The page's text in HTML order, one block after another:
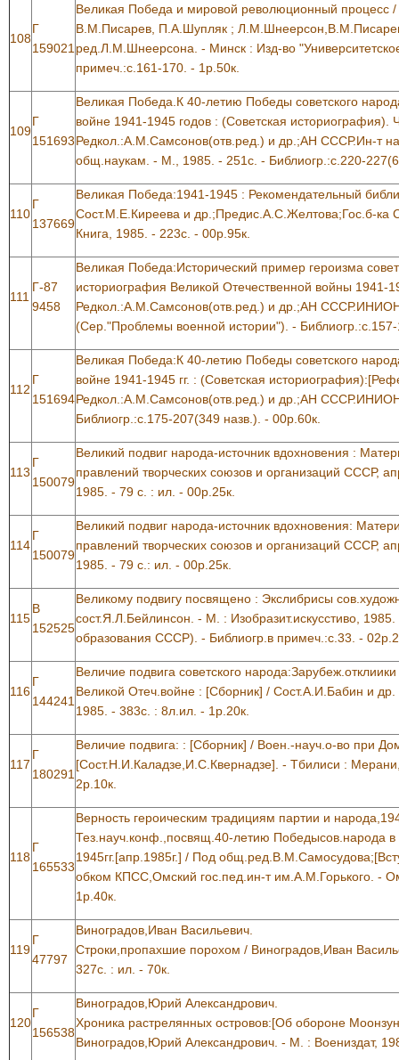
108
Г
159021
Великая Победа и мировой революционный процесс
В.М.Писарев, П.А.Шупляк ;
ред.Л.М.Шнеерсона. - Минск : Изд-во
примеч.:с.161-170. - 1р.50к.
109
Г
151693
Великая Победа.К 40-летию Победы советского
войне 1941-1945 годов : (Советская историография).
Редкол.:А.М.Самсонов(отв.ред.) и др.;АН СССР.Ин-т
общ.наукам. - М., 1985. - 251с. - Библиогр.:с.220-
110
Г
137669
Великая Победа:1941-1945 : Рекомендательный
Сост.М.Е.Киреева и др.;Предис.А.С.Желтова;Гос.б-
Книга, 1985. - 223с. - 00р.95к.
111
Г-87
9458
Великая Победа:Исторический пример героизма
историография Великой Отечественной войны 1941-
Редкол.:А.М.Самсонов(отв.ред.) и др.;АН
(Сер."Проблемы военной истории"). -
112
Г
151694
Великая Победа:К 40-летию Победы советского
войне 1941-1945 гг. : (Советская
Редкол.:А.М.Самсонов(отв.ред.) и др.;АН
Библиогр.:с.175-207(349 назв.). - 00р.60к.
113
Г
150079
Великий подвиг народа-источник вдохновения :
правлений творческих союзов и организаций СССР,
1985. - 79 с. : ил. - 00р.25к.
114
Г
150079
Великий подвиг народа-источник вдохновения:
правлений творческих союзов и организаций СССР,
1985. - 79 с.: ил. - 00р.25к.
115
В
152525
Великому подвигу посвящено : Экслибрисы
сост.Я.Л.Бейлинсон. - М. : Изобразит.искусстиво,
образования СССР). - Библиогр.в примеч.:с.33. -
116
Г
144241
Величие подвига советского
Великой Отеч.войне : [Сборник] / Сост.А.И.Бабин и
1985. - 383с. : 8л.ил. - 1р.20к.
117
Г
180291
Величие подвига: : [Сборник] / Воен.-науч.о-во при
[Сост.Н.И.Каладзе,И.С.Квернадзе]. - Тбилиси :
2р.10к.
118
Г
165533
Верность героическим традициям партии и
Тез.науч.конф.,посвящ.40-летию Победысов.народа
1945гг.[апр.1985г.] / Под
обком КПСС,Омский гос.пед.ин-т им.А.М.Горького. -
1р.40к.
119
Г
47797
Виноградов,Иван Васильевич.
Строки,пропахшие порохом / Виноградов,Иван
327с. : ил. - 70к.
120
Г
156538
Виноградов,Юрий Александрович.
Хроника растрелянных островов:[Об обороне
Виноградов,Юрий Александрович. - М. : Воениздат,